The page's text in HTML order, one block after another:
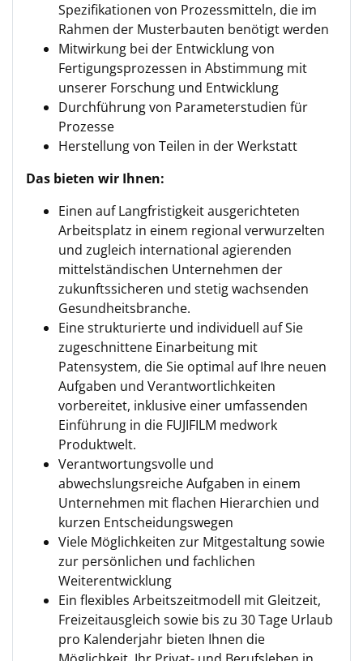
Spezifikationen von Prozessmitteln, die im
Rahmen der Musterbauten benötigt werden
Mitwirkung bei der Entwicklung von
Fertigungsprozessen in Abstimmung mit
unserer Forschung und Entwicklung
Durchführung von Parameterstudien für
Prozesse
Herstellung von Teilen in der Werkstatt
Das bieten wir Ihnen:
Einen auf Langfristigkeit ausgerichteten
Arbeitsplatz in einem regional verwurzelten
und zu­gleich international agierenden
mittelständischen Unternehmen der
zukunftssicheren und stetig wachsenden
Gesundheitsbranche.
Eine strukturierte und individuell auf Sie
zugeschnittene Einarbeitung mit
Patensystem, die Sie optimal auf Ihre neuen
Aufgaben und Verantwortlichkeiten
vorbereitet, inklusive einer umfas­senden
Einführung in die FUJIFILM medwork
Produktwelt.
Verantwortungsvolle und
abwechslungsreiche Aufgaben in einem
Unternehmen mit flachen Hierarchien und
kurzen Entscheidungswegen
Viele Möglichkeiten zur Mitgestaltung sowie
zur persönlichen und fachlichen
Weiterentwicklung
Ein flexibles Arbeitszeitmodell mit Gleitzeit,
Freizeitausgleich sowie bis zu 30 Tage Urlaub
pro Kalenderjahr bieten Ihnen die